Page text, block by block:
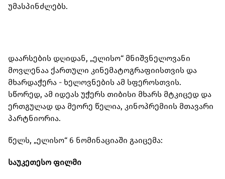
უმასპინძლებს.
დაარსების დღიდან, „ელისო“ მნიშვნელოვანი
მოვლენაა ქართული კინემატოგრაფიისთვის და
მხარდაჭერა - ხელოვნების ამ სფეროსთვის.
სწორედ, ამ იდეას უჭერს თიბისი მხარს მტკიცედ და
ერთგულად და მეორე წელია, კინოპრემიის მთავარი
პარტნიორია.
წელს, „ელისო“ 6 ნომინაციაში გაიცემა:
საუკეთესო ფილმი